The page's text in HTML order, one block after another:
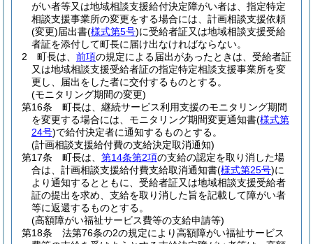
がい者等又は地域相談支援給付決定障がい者は、指定特定
相談支援事業所の変更をする場合には、計画相談支援依頼
(変更)届出書(様式第5号)に受給者証又は地域相談支援受給
者証を添付して町長に届け出なければならない。
2
町長は、 前項の規定による届出があったときは、受給者証
又は地域相談支援受給者証の指定特定相談支援事業所を変
更し、届出をした者に交付するものとする。
(モニタリング期間の変更)
第16条
町長は、継続サービス利用支援のモニタリング期間
を変更する場合には、モニタリング期間変更通知書(様式第
24号)で給付決定者に通知するものとする。
(計画相談支援給付費の支給決定取消通知)
第17条
町長は、 第14条第2項の支給の認定を取り消した場
合は、計画相談支援給付費支給取消通知書(様式第25号)に
より通知するとともに、受給者証又は地域相談支援受給者
証の提出を求め、支給を取り消した旨を記載して障がい者
等に返還するものとする。
(高額障がい福祉サービス費等の支給申請等)
第18条
法第76条の2の規定により高額障がい福祉サービス